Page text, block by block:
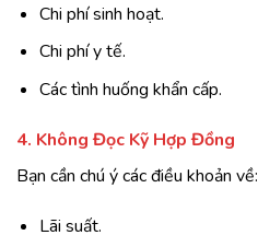
Chi phí sinh hoạt.
Chi phí y tế.
Các tình huống khẩn cấp.
4. Không Đọc Kỹ Hợp Đồng
Bạn cần chú ý các điều khoản về:
Lãi suất.